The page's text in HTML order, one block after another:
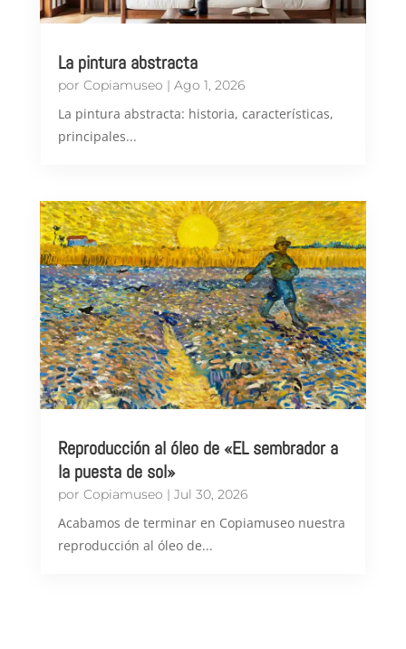
La pintura abstracta
por Copiamuseo | Ago 1, 2026
​La pintura abstracta: historia, características,
principales...
Reproducción al óleo de «EL sembrador a
la puesta de sol»
por Copiamuseo | Jul 30, 2026
Acabamos de terminar en Copiamuseo nuestra
reproducción al óleo de...